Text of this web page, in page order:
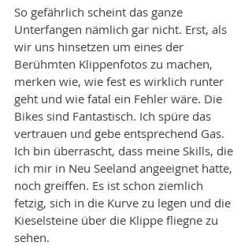
So gefährlich scheint das ganze
Unterfangen nämlich gar nicht. Erst, als
wir uns hinsetzen um eines der
Berühmten Klippenfotos zu machen,
merken wie, wie fest es wirklich runter
geht und wie fatal ein Fehler wäre. Die
Bikes sind Fantastisch. Ich spüre das
vertrauen und gebe entsprechend Gas.
Ich bin überrascht, dass meine Skills, die
ich mir in Neu Seeland angeeignet hatte,
noch greiffen. Es ist schon ziemlich
fetzig, sich in die Kurve zu legen und die
Kieselsteine über die Klippe fliegne zu
sehen.